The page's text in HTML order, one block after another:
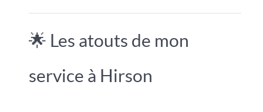
🌟 Les atouts de mon
service à Hirson